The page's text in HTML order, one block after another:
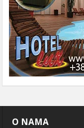
O NAMA